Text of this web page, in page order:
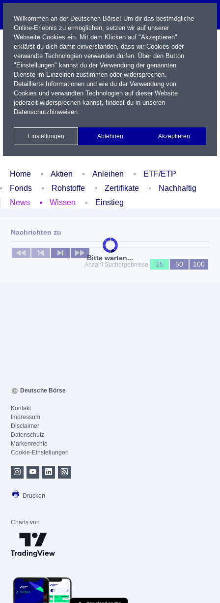
Name / WKN / ISIN / Kürzel
Xetra Realtime
Watchlist Portfolio Login
Home Aktien Anleihen
ETF/ETP
Fonds
Rohstoffe Zertifikate
Nachhaltig
News
Wissen Einstieg
Bitte warten...
Nachrichten zu
Keine News verfügbar
Anzahl Suchergebnisse
25 50 100
Willkommen an der Deutschen Börse! Um dir das bestmögliche
Online-Erlebnis zu ermöglichen, setzen wir auf unserer
Webseite Cookies ein. Mit dem Klicken auf "Akzeptieren"
erklärst du dich damit einverstanden, dass wir Cookies oder
verwandte Technologien verwenden dürfen. Über den Button
"Einstellungen" kannst du der Verwendung der genannten
Dienste im Einzelnen zustimmen oder widersprechen.
Detaillierte Informationen und wie du der Verwendung von
Cookies und verwandten Technologien auf dieser Website
jederzeit widersprechen kannst, findest du in unseren
Datenschutzhinweisen.
Einstellungen Ablehnen Akzeptieren
Deutsche Börse
Kontakt
Impressum
Disclaimer
Datenschutz
Markenrechte
Cookie-Einstellungen
Drucken
Charts von